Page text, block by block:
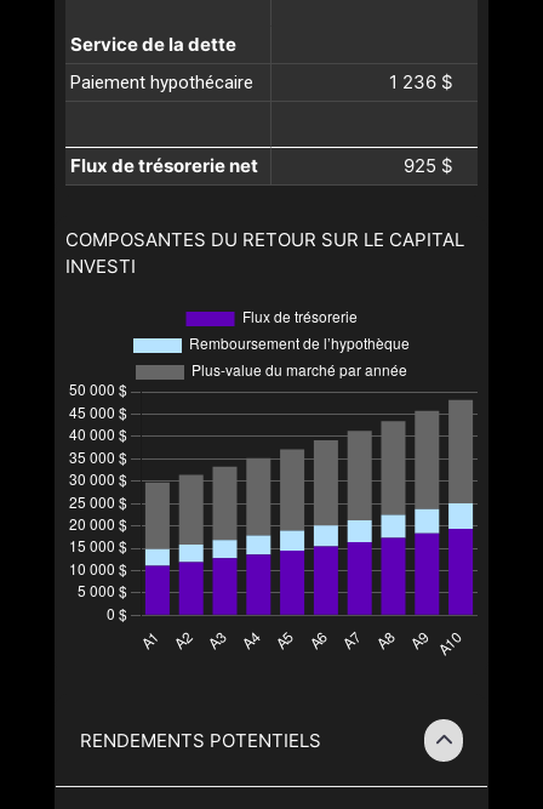
Service de la dette
Paiement hypothécaire 1 236 $
Flux de trésorerie net 925 $
COMPOSANTES DU RETOUR SUR LE CAPITAL
INVESTI
RENDEMENTS POTENTIELS